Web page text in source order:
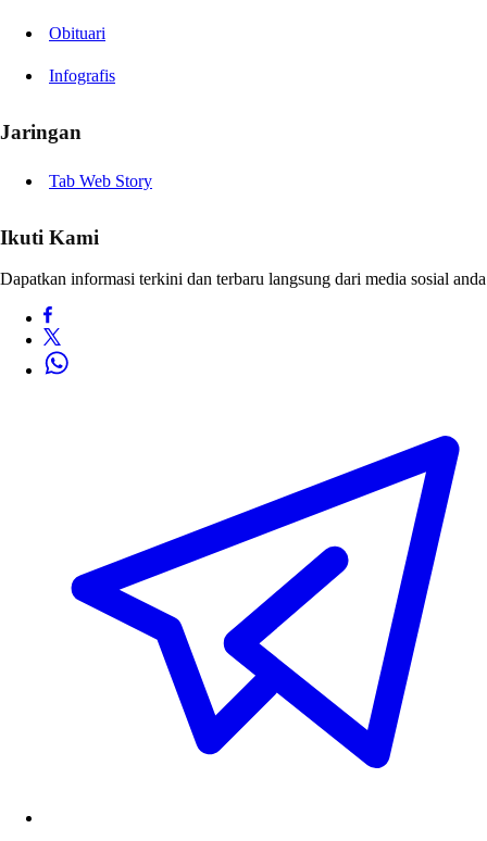
Obituari
Infografis
Jaringan
Tab Web Story
Ikuti Kami
Dapatkan informasi terkini dan terbaru langsung dari media sosial anda